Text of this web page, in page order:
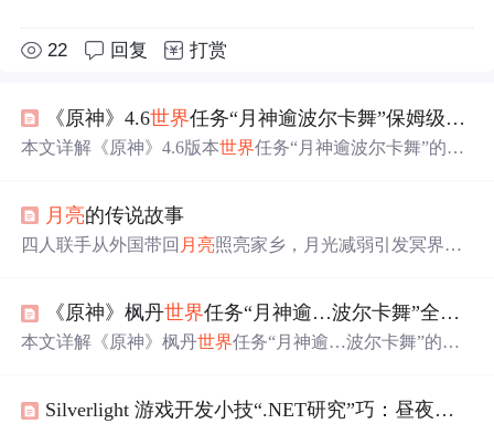
22 回复 打赏
《原神》4.6世界任务“月神逾波尔卡舞”保姆级解谜攻略
本文详解《原神》4.6版本世界任务“月神逾波尔卡舞”的全
相关解谜机制。重点解析环境交互逻辑、空间光路建模、
状态匹配规则及系统性试错方法，适用于枫丹地区同类解
月亮的传说故事
四人联手从外国带回 月亮照亮家乡，月光减弱引发冥界混
《原神》枫丹世界任务“月神逾…波尔卡舞”全流程解谜攻略
本文详解《原神》枫丹世界任务“月神逾…波尔卡舞”的全
任务触发条件、五阶段分步操作（含倒推式多镜反射策Silverlight 游戏开发小技“.NET研究”巧：昼夜交替动画